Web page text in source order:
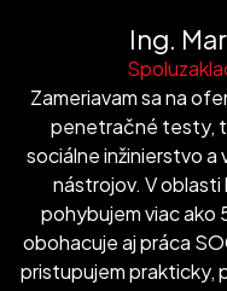
Ing.
Zameriavam sa na
penetračné testy,
sociálne inžinierstvo
nástrojov. V
pohybujem viac ako
obohacuje aj práca
pristupujem prakticky,